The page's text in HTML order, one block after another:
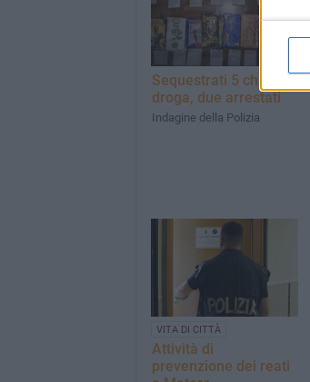
Sequestrati 5 chili di
droga, due arrestati
Indagine della Polizia
VITA DI CITTÀ
Attività di
prevenzione dei reati